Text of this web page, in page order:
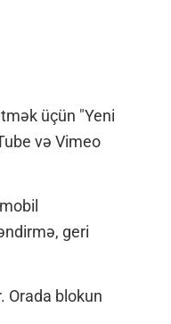
üçün "Yeni
və Vimeo
geri
Orada blokun